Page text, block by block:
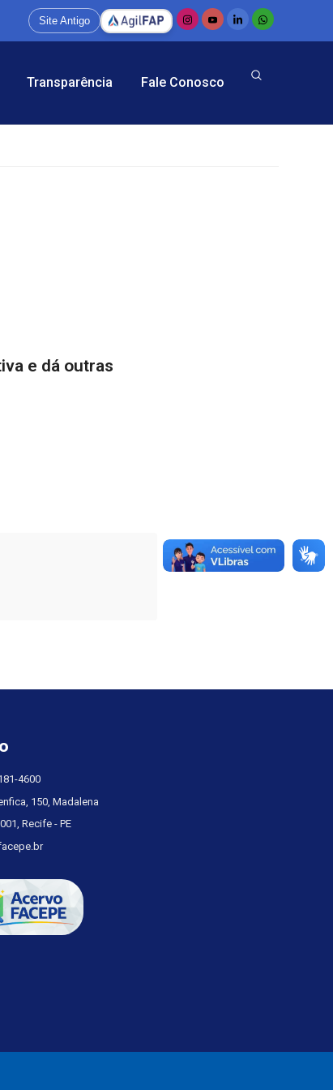
Site Antigo
Transparência Fale Conosco
e dá outras
4600
150, Madalena
Recife - PE